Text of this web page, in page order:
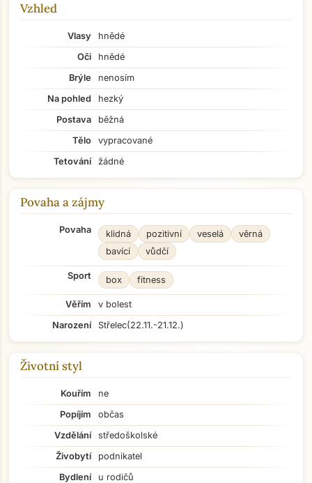
Vzhled
Vlasy
hnědé
Oči
hnědé
Brýle
nenosím
Na pohled
hezký
Postava
běžná
Tělo
vypracované
Tetování
žádné
Povaha a zájmy
Povaha klidná pozitivní veselá
věrná
bavící
vůdčí
Sport box fitness
Věřím
v bolest
Narození
Střelec(22.11.-21.12.)
Životní styl
Kouřím
ne
Popíjím
občas
Vzdělání
středoškolské
Živobytí
podnikatel
Bydlení
u rodičů